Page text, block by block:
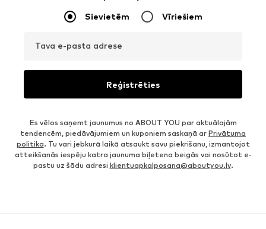
Sievietēm Vīriešiem
Tava e-pasta adrese
Reģistrēties
Es vēlos saņemt jaunumus no ABOUT YOU par aktuālajām
tendencēm, piedāvājumiem un kuponiem saskaņā ar Privātuma
politika. Tu vari jebkurā laikā atsaukt savu piekrišanu, izmantojot
atteikšanās iespēju katra jaunuma biļetena beigās vai nosūtot e-
pastu uz šādu adresi klientuapkalposana@aboutyou.lv.